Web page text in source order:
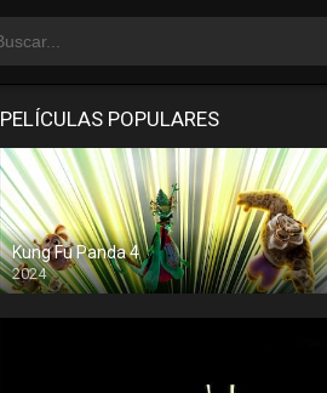
PELÍCULAS POPULARES
Kung Fu Panda 4
2024